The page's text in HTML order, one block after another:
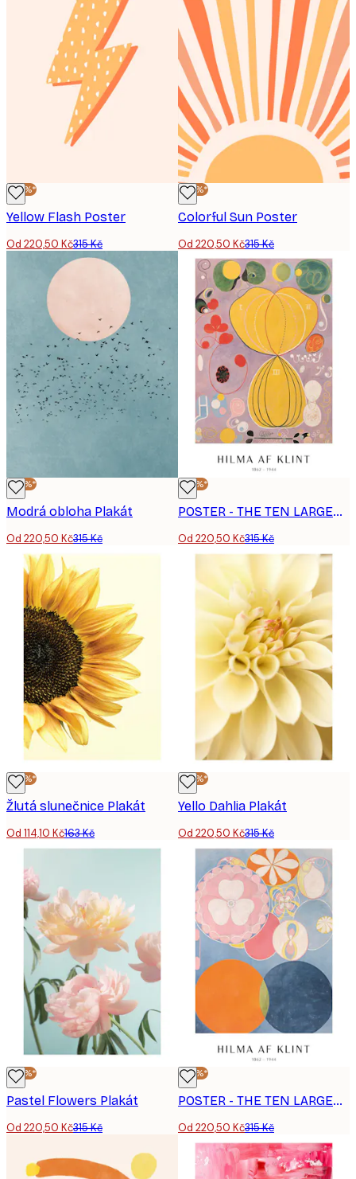
-30%*
Yellow Flash Poster
Od 220,50 Kč315 Kč
-30%*
Colorful Sun Poster
Od 220,50 Kč315 Kč
-30%*
Modrá obloha Plakát
Od 220,50 Kč315 Kč
-30%*
POSTER - THE TEN LARGEST, ADULTHOOD, NO. 7 BY HILMA AF KLINT
Od 220,50 Kč315 Kč
-30%*
Žlutá slunečnice Plakát
Od 114,10 Kč163 Kč
-30%*
Yello Dahlia Plakát
Od 220,50 Kč315 Kč
-30%*
Pastel Flowers Plakát
Od 220,50 Kč315 Kč
-30%*
POSTER - THE TEN LARGEST, CHILDHOOD, NO. 2 BY HILMA AF KLINT
Od 220,50 Kč315 Kč